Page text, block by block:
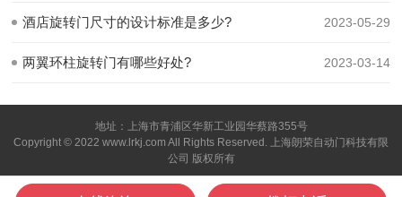
酒店旋转门尺寸的设计标准是多少? 2023-05-29
两翼环柱旋转门有哪些好处? 2023-03-14
地址：上海市青浦区华新工业园华蔡路355号
Copyright © 2022 www.lrkj.com All Rights Reserved. 上海朗荣自动门科技有限
公司 版权所有